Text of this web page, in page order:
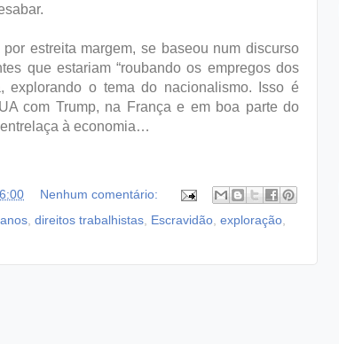
estreita margem, se baseou num discurso
que estariam “roubando os empregos dos
explorando o tema do nacionalismo. Isso é
com Trump, na França e em boa parte do
à economia…
Nenhum comentário:
, direitos trabalhistas, Escravidão, exploração,